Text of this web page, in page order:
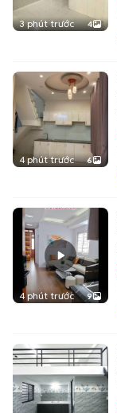
3 phút trước 4
4 phút trước 6
4 phút trước 9